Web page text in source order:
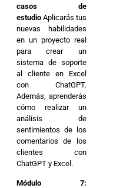
casos de
estudioAplicarás tus
nuevas habilidades
en un proyecto real
para crear un
sistema de soporte
al cliente en Excel
con ChatGPT.
Además, aprenderás
cómo realizar un
análisis de
sentimientos de los
comentarios de los
clientes con
ChatGPT y Excel.
Módulo 7: